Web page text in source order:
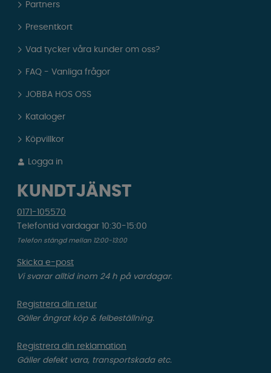
Partners
Presentkort
Vad tycker våra kunder om oss?
FAQ - Vanliga frågor
JOBBA HOS OSS
Kataloger
Köpvillkor
Logga in
KUNDTJÄNST
0171-105570
Telefontid vardagar 10:30-15:00
Telefon stängd mellan 12:00-13:00
Skicka e-post
Vi svarar alltid inom 24 h på vardagar.
Registrera din retur
Gäller ångrat köp & felbeställning.
Registrera din reklamation
Gäller defekt vara, transportskada etc.